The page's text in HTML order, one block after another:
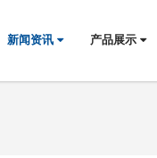
新闻资讯 产品展示